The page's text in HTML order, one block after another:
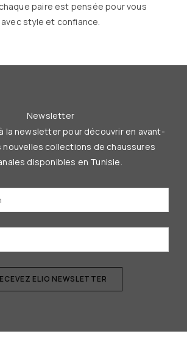
paire est pensée pour vous
style et confiance.
Newsletter
la newsletter pour découvrir en avant-
nouvelles collections de chaussures
disponibles en Tunisie.